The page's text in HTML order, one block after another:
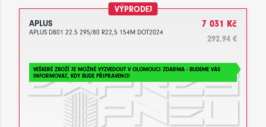
VÝPRODEJ
APLUS
APLUS D801 22.5 295/80 R22,5 154M DOT2024
7 031 Kč
292.94 €
VEŠKERÉ ZBOŽÍ JE MOŽNÉ VYZVEDOUT V OLOMOUCI ZDARMA - BUDEME VÁS
INFORMOVAT, KDY BUDE PŘIPRAVENO!